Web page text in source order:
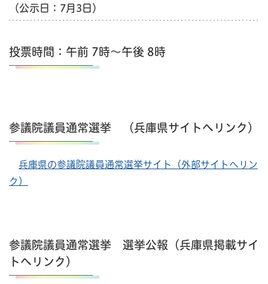
（公示日：7月3日）
投票時間：午前 7時～午後 8時
参議院議員通常選挙 （兵庫県サイトへリンク）
兵庫県の参議院議員通常選挙サイト（外部サイトへリン
ク）
参議院議員通常選挙 選挙公報（兵庫県掲載サイ
トへリンク）